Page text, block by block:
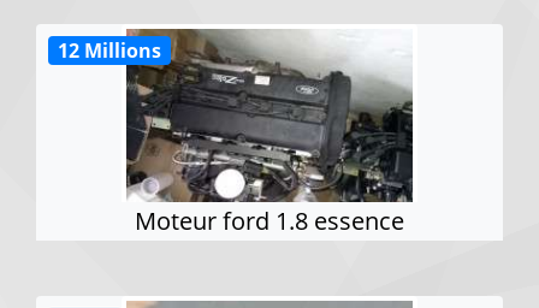
Moteur ford 1.8 essence
12 Millions